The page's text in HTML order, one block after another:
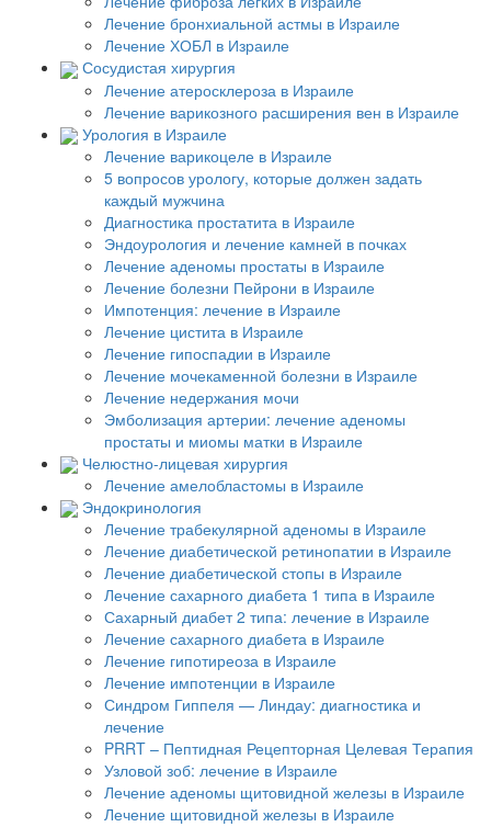
Лечение бронхиальной астмы в Израиле
Лечение ХОБЛ в Израиле
Сосудистая хирургия
Лечение атеросклероза в Израиле
Лечение варикозного расширения вен в Израиле
Урология в Израиле
Лечение варикоцеле в Израиле
5 вопросов урологу, которые должен задать
каждый мужчина
Диагностика простатита в Израиле
Эндоурология и лечение камней в почках
Лечение аденомы простаты в Израиле
Лечение болезни Пейрони в Израиле
Импотенция: лечение в Израиле
Лечение цистита в Израиле
Лечение гипоспадии в Израиле
Лечение мочекаменной болезни в Израиле
Лечение недержания мочи
Эмболизация артерии: лечение аденомы
простаты и миомы матки в Израиле
Челюстно-лицевая хирургия
Лечение амелобластомы в Израиле
Эндокринология
Лечение трабекулярной аденомы в Израиле
Лечение диабетической ретинопатии в Израиле
Лечение диабетической стопы в Израиле
Лечение сахарного диабета 1 типа в Израиле
Сахарный диабет 2 типа: лечение в Израиле
Лечение сахарного диабета в Израиле
Лечение гипотиреоза в Израиле
Лечение импотенции в Израиле
Синдром Гиппеля — Линдау: диагностика и
лечение
PRRT – Пептидная Рецепторная Целевая Терапия
Узловой зоб: лечение в Израиле
Лечение аденомы щитовидной железы в Израиле
Лечение щитовидной железы в Израиле